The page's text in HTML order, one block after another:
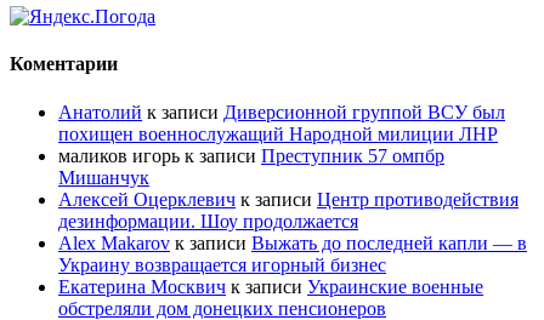
Коментарии
Анатолий к записи Диверсионной группой ВСУ был
похищен военнослужащий Народной милиции ЛНР
маликов игорь к записи Преступник 57 омпбр
Мишанчук
Алексей Оцерклевич к записи Центр противодействия
дезинформации. Шоу продолжается
Alex Makarov к записи Выжать до последней капли — в
Украину возвращается игорный бизнес
Екатерина Москвич к записи Украинские военные
обстреляли дом донецких пенсионеров